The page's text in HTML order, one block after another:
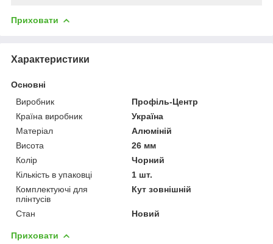
Приховати
Характеристики
Основні
Виробник
Профіль-Центр
Країна виробник
Україна
Матеріал
Алюміній
Висота
26 мм
Колір
Чорний
Кількість в упаковці
1 шт.
Комплектуючі для
плінтусів
Кут зовнішній
Стан Новий
Приховати